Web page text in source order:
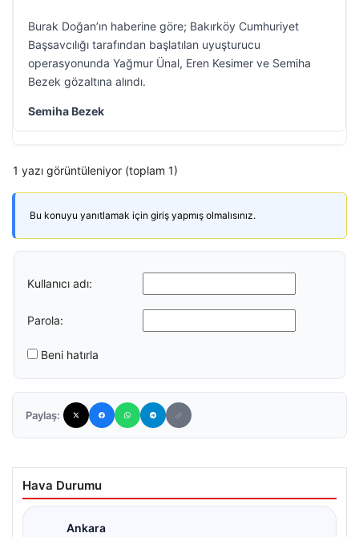
Burak Doğan’ın haberine göre; Bakırköy Cumhuriyet
Başsavcılığı tarafından başlatılan uyuşturucu
operasyonunda Yağmur Ünal, Eren Kesimer ve Semiha
Bezek gözaltına alındı.
Semiha Bezek
1 yazı görüntüleniyor (toplam 1)
Bu konuyu yanıtlamak için giriş yapmış olmalısınız.
Kullanıcı adı:
Parola:
Beni hatırla
Paylaş:
Hava Durumu
Ankara